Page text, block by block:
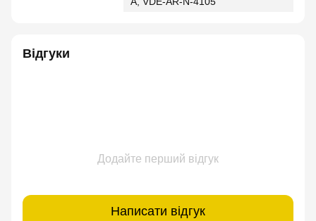
Відгуки
Додайте перший відгук
Написати відгук